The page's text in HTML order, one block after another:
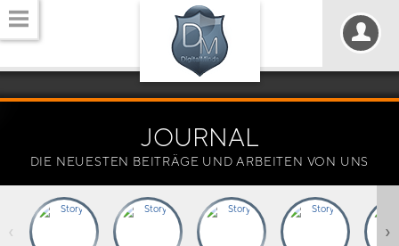
JOURNAL
DIE NEUESTEN BEITRÄGE UND ARBEITEN VON UNS
‹ ›